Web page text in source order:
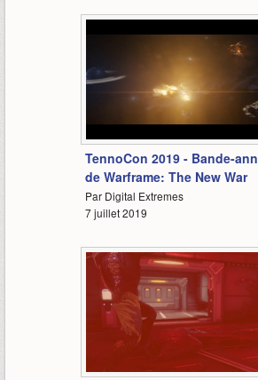
TennoCon 2019 - Bande-
de Warframe: The New War
Par Digital Extremes
7 juillet 2019